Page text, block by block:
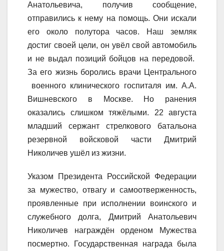
Анатольевича, получив сообщение,
отправились к нему на помощь. Они искали
его около полутора часов. Наш земляк
достиг своей цели, он увёл свой автомобиль
и не выдал позиций бойцов на передовой.
За его жизнь боролись врачи Центрального
военного клинического госпиталя им. А.А.
Вишневского в Москве. Но ранения
оказались слишком тяжёлыми. 22 августа
младший сержант стрелкового батальона
резервной войсковой части Дмитрий
Николичев ушёл из жизни.
Указом Президента Российской Федерации
за мужество, отвагу и самоотверженность,
проявленные при исполнении воинского и
служебного долга, Дмитрий Анатольевич
Николичев награждён орденом Мужества
посмертно. Государственная награда была